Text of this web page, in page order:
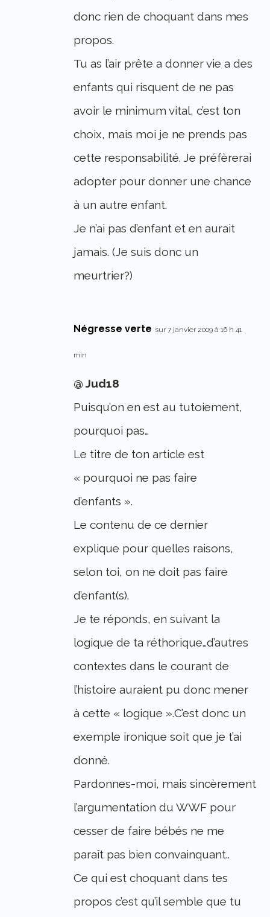
donc rien de choquant dans mes
propos.
Tu as l’air prête a donner vie a des
enfants qui risquent de ne pas
avoir le minimum vital, c’est ton
choix, mais moi je ne prends pas
cette responsabilité. Je préfèrerai
adopter pour donner une chance
à un autre enfant.
Je n’ai pas d’enfant et en aurait
jamais. (Je suis donc un
meurtrier?)
Négresse verte sur 7 janvier 2009 à 16 h 41
min
@ Jud18
Puisqu’on en est au tutoiement,
pourquoi pas…
Le titre de ton article est
« pourquoi ne pas faire
d’enfants ».
Le contenu de ce dernier
explique pour quelles raisons,
selon toi, on ne doit pas faire
d’enfant(s).
Je te réponds, en suivant la
logique de ta réthorique…d’autres
contextes dans le courant de
l’histoire auraient pu donc mener
à cette « logique ».C’est donc un
exemple ironique soit que je t’ai
donné.
Pardonnes-moi, mais sincèrement
l’argumentation du WWF pour
cesser de faire bébés ne me
paraît pas bien convainquant..
Ce qui est choquant dans tes
propos c’est qu’il semble que tu